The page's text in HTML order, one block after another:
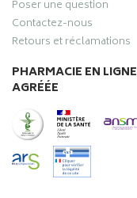
Poser une question
Contactez-nous
Retours et réclamations
PHARMACIE EN LIGNE
AGRÉÉE